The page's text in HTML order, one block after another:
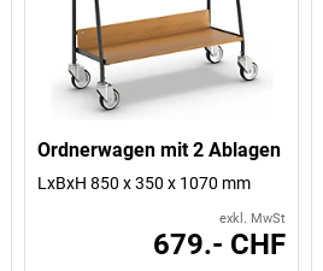
Ordnerwagen mit 2 Ablagen
LxBxH 850 x 350 x 1070 mm
exkl. MwSt
679.- CHF